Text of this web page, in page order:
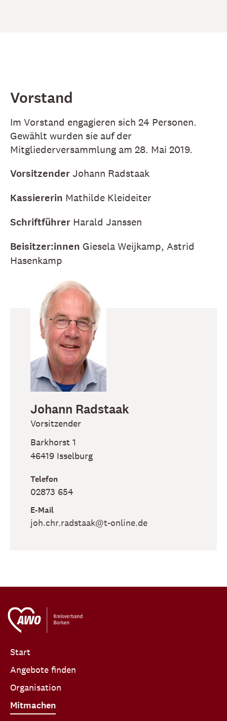
Vorstand
Im Vorstand engagieren sich 24 Personen.
Gewählt wurden sie auf der
Mitgliederversammlung am 28. Mai 2019.
Vorsitzender Johann Radstaak
Kassiererin Mathilde Kleideiter
Schriftführer Harald Janssen
Beisitzer:innen Giesela Weijkamp, Astrid
Hasenkamp
Johann Radstaak
Vorsitzender
Barkhorst 1
46419 Isselburg
Telefon
02873 654
E-Mail
joh​.chr​.radstaak​@t-online​.de
Start
Angebote finden
Organisation
Mitmachen